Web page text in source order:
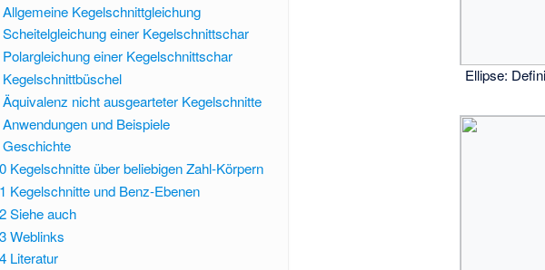
Ellipse:
Allgemeine Kegelschnittgleichung
Scheitelgleichung einer Kegelschnittschar
Polargleichung einer Kegelschnittschar
Kegelschnittbüschel
Äquivalenz nicht ausgearteter Kegelschnitte
Anwendungen und Beispiele
Geschichte
Kegelschnitte über beliebigen Zahl-Körpern
Kegelschnitte und Benz-Ebenen
Siehe auch
Weblinks
Literatur